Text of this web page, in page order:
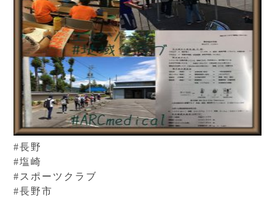
#長野
#塩崎
#スポーツクラブ
#長野市